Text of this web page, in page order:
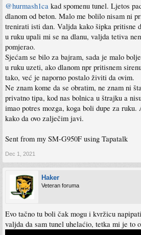
@hurmash1ca kad spomenu tunel. Ljetos
dlanom od beton. Malo me bolilo nisam ni
trenirati isti dan. Valjda kako šipka pritisne
u ruku upali mi se na dlanu, valjda tetiva
pomjerao.
Sjećam se bilo za bajram, sada je malo
u ruku uzeti, ako dlanom npr pritisnem
tako, već je naporno postalo živiti da ovim.
Ne znam kome da se obratim, ne znam ni
privatno tipa, kod nas bolnica u štrajku a
imao potres mozga, koga boli dupe za
kako da ovo zalječim javi.
Sent from my SM-G950F using Tapatalk
Dec 1, 2021
Haker
Veteran foruma
Evo tačno tu boli čak mogu i kvržicu
valjda da sam tunel uhelaćio, tetka mi je to